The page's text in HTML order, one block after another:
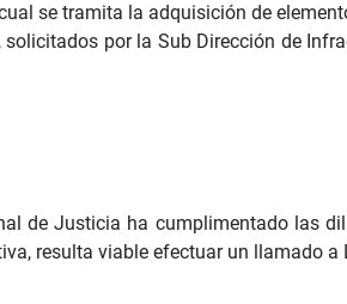
se tramita la adquisición de
por la Sub Dirección de
de Justicia ha cumplimentado las
resulta viable efectuar un llamado